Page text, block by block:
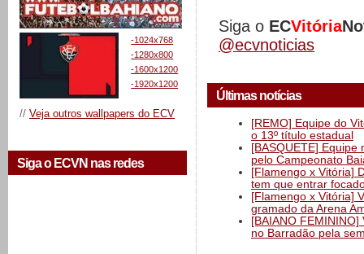
-1024x768
-1280x800
-1600x1200
-1920x1200
// Veja outros wallpapers do ECV
Siga o ECVN nas redes
Siga o ECVitória
@ecvnoticias
Últimas notícias
[REMO] Equipe do
o 13º título estadual
[BASQUETE]
pelo Campeonato
[Flamengo x Vitória]
tem que entrar
[Flamengo x Vitória]
gramado da Arena
[BAIANO
no Barradão pela